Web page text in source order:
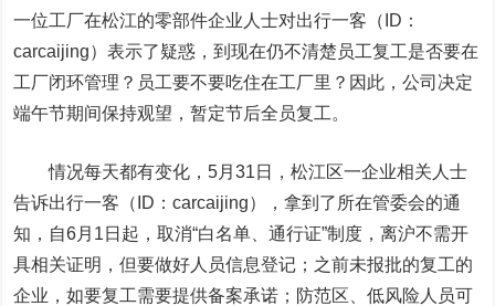
一位工厂在松江的零部件企业人士对出行一客（ID：
carcaijing）表示了疑惑，到现在仍不清楚员工复工是否要在
工厂闭环管理？员工要不要吃住在工厂里？因此，公司决定
端午节期间保持观望，暂定节后全员复工。
情况每天都有变化，5月31日，松江区一企业相关人士
告诉出行一客（ID：carcaijing）
，拿到了所在管委会的通
知，自6月1日起，取消“白名单、通行证”制度，离沪不需开
具相关证明，但要做好人员信息登记；之前未报批的复工的
企业，如要复工需要提供备案承诺；防范区、低风险人员可